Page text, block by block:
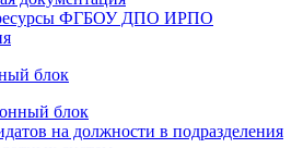
ФГБОУ ДПО ИРПО
блок
блок
на должности в подразделения